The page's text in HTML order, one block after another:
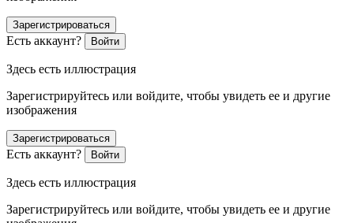
Зарегистрироваться
Есть аккаунт? Войти
Здесь есть иллюстрация
Зарегистрируйтесь или войдите, чтобы увидеть ее и другие
изображения
Зарегистрироваться
Есть аккаунт? Войти
Здесь есть иллюстрация
Зарегистрируйтесь или войдите, чтобы увидеть ее и другие